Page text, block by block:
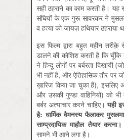
सही ठहराने का काम करती है। यह
संघियों के एक गुरू सावरकर ने
व हत्या को जायज़ हथियार ठहराया
इस फिल्म द्वारा बहुत महीन
डालने की कोशिश करती है कि चूँकि
ने हिन्दू लोगों पर बर्बरता दिखायी
भी नहीं है, और ऐतिहासिक तौर पर जो
ख़ारिज किया जा चुका है),
और उसकी गुण्डा वाहिनियों) को
बर्बर अत्याचार करने चाहिए।यही
है: धार्मिकवैमनस्यफैलाकर
साम्प्रदायिकमाहौलतैयार
सामने भी आने लगा है।